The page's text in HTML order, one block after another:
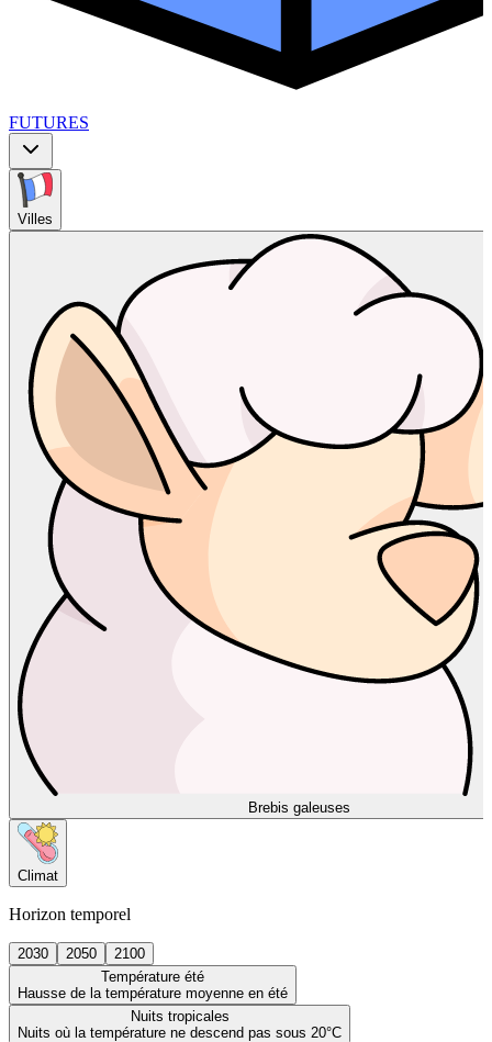
FUTURES
Villes
Brebis galeuses
Climat
Horizon temporel
2030 2050
2100
Température été
Hausse de la température moyenne en été
Nuits tropicales
Nuits où la température ne descend pas sous 20°C